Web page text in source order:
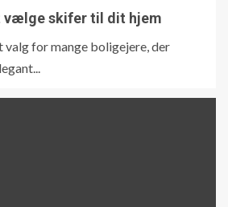
vælge skifer til dit hjem
for mange boligejere, der